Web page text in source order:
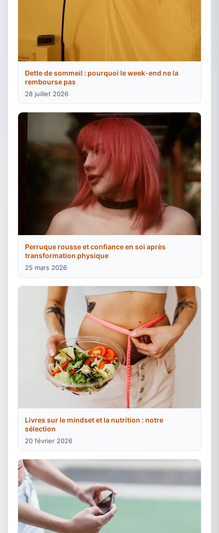
Dette de sommeil : pourquoi le week-end ne la
rembourse pas
28 juillet 2026
Perruque rousse et confiance en soi après
transformation physique
25 mars 2026
Livres sur le mindset et la nutrition : notre
sélection
20 février 2026